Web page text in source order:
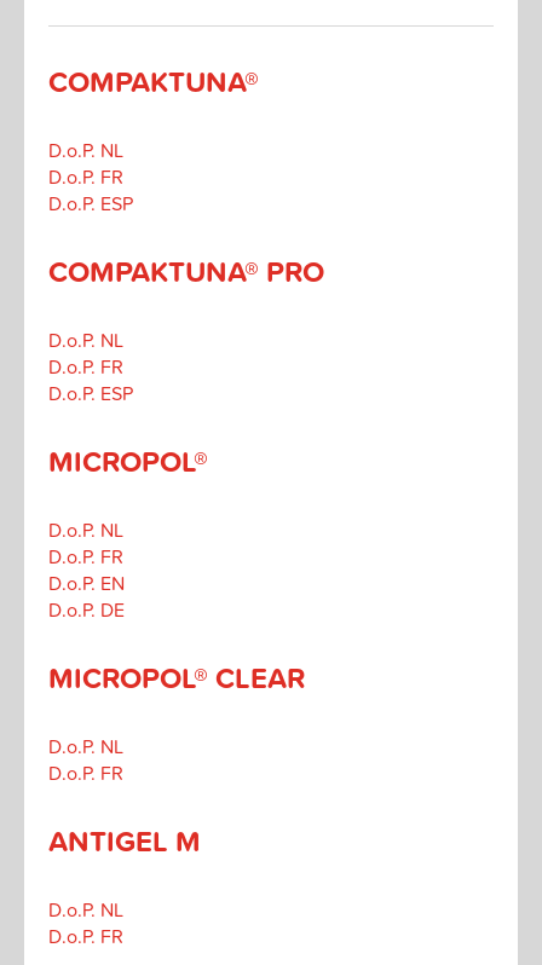
COMPAKTUNA®
D.o.P. NL
D.o.P. FR
D.o.P. ESP
COMPAKTUNA® PRO
D.o.P. NL
D.o.P. FR
D.o.P. ESP
MICROPOL®
D.o.P. NL
D.o.P. FR
D.o.P. EN
D.o.P. DE
MICROPOL® CLEAR
D.o.P. NL
D.o.P. FR
ANTIGEL M
D.o.P. NL
D.o.P. FR